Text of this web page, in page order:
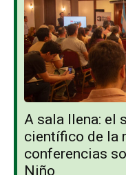
A sala llena: el
científico de la
conferencias
Niño